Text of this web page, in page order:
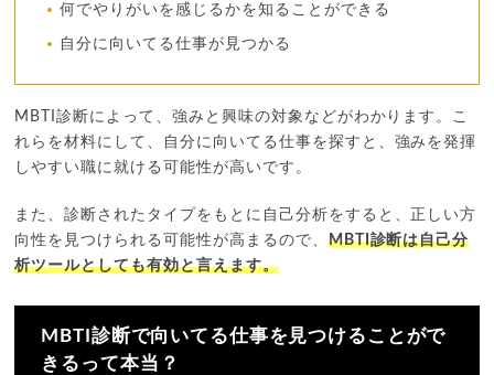
何でやりがいを感じるかを知ることができる
自分に向いてる仕事が見つかる
MBTI診断によって、強みと興味の対象などがわかります。こ
れらを材料にして、自分に向いてる仕事を探すと、強みを発揮
しやすい職に就ける可能性が高いです。
また、診断されたタイプをもとに自己分析をすると、正しい方
向性を見つけられる可能性が高まるので、 MBTI診断は自己分
析ツールとしても有効と言えます。
MBTI診断で向いてる仕事を見つけることがで
きるって本当？